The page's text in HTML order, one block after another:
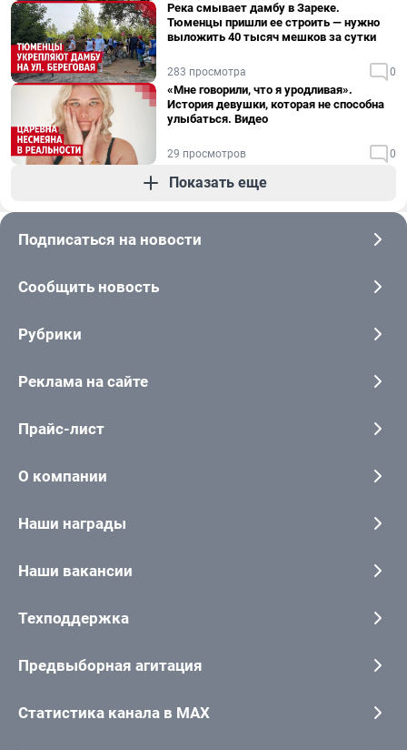
Река смывает дамбу в Зареке.
Тюменцы пришли ее строить — нужно
выложить 40 тысяч мешков за сутки
283 просмотра 0
«Мне говорили, что я уродливая».
История девушки, которая не способна
улыбаться. Видео
29 просмотров 0
Показать еще
Подписаться на новости
Сообщить новость
Рубрики
Реклама на сайте
Прайс-лист
О компании
Наши награды
Наши вакансии
Техподдержка
Предвыборная агитация
Статистика канала в MAX